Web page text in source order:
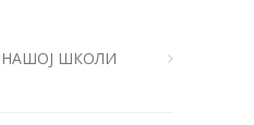
ШКОЛИ